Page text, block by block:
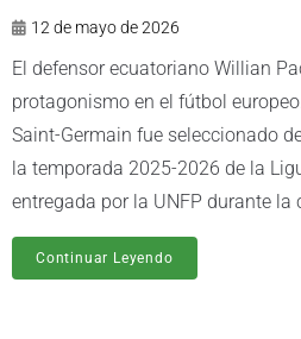
12 de mayo de 2026
El defensor ecuatoriano Willian
protagonismo en el fútbol
Saint-Germain fue seleccionado
la temporada 2025-2026 de la
entregada por la UNFP durante la
Continuar Leyendo